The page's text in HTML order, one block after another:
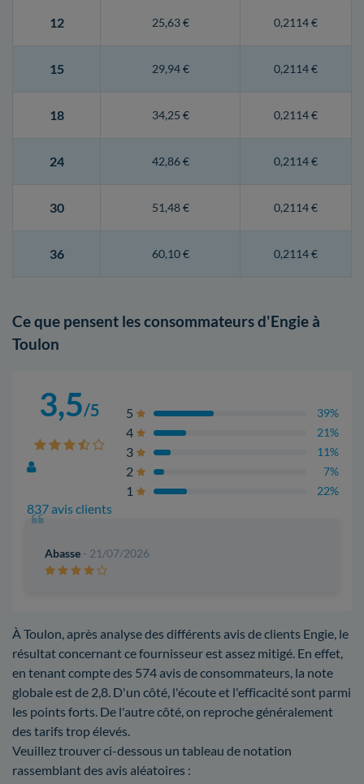
12 25,63 € 0,2114 €
15 29,94 € 0,2114 €
18 34,25 € 0,2114 €
24 42,86 € 0,2114 €
30 51,48 € 0,2114 €
36 60,10 € 0,2114 €
Ce que pensent les consommateurs d'Engie à
Toulon
3,5/5
837 avis clients
5 39%
4 21%
3 11%
2 7%
1 22%
Abasse - 21/07/2026
À Toulon, après analyse des différents avis de clients Engie, le
résultat concernant ce fournisseur est assez mitigé. En effet,
en tenant compte des 574 avis de consommateurs, la note
globale est de 2,8. D'un côté, l'écoute et l'efficacité sont parmi
les points forts. De l'autre côté, on reproche généralement
des tarifs trop élevés.
Veuillez trouver ci-dessous un tableau de notation
rassemblant des avis aléatoires :